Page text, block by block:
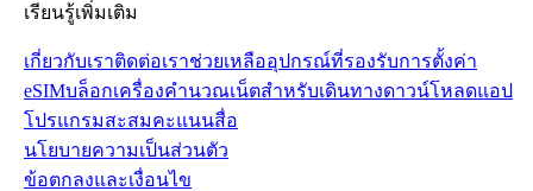
เรียนรู้เพิ่มเติม
เกี่ยวกับเราติดต่อเราช่วยเหลืออุปกรณ์ที่รองรับการตั้งค่า
eSIMบล็อกเครื่องคำนวณเน็ตสำหรับเดินทางดาวน์โหลดแอป
โปรแกรมสะสมคะแนนสื่อ
นโยบายความเป็นส่วนตัว
ข้อตกลงและเงื่อนไข